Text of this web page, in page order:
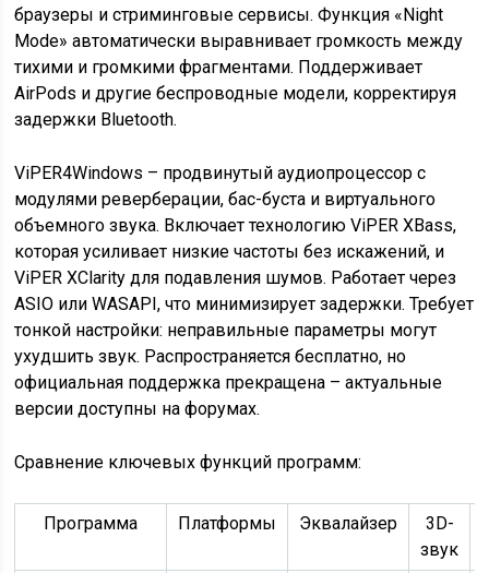
браузеры и стриминговые сервисы. Функция «Night
Mode» автоматически выравнивает громкость между
тихими и громкими фрагментами. Поддерживает
AirPods и другие беспроводные модели, корректируя
задержки Bluetooth.
ViPER4Windows – продвинутый аудиопроцессор с
модулями реверберации, бас-буста и виртуального
объемного звука. Включает технологию ViPER XBass,
которая усиливает низкие частоты без искажений, и
ViPER XClarity для подавления шумов. Работает через
ASIO или WASAPI, что минимизирует задержки. Требует
тонкой настройки: неправильные параметры могут
ухудшить звук. Распространяется бесплатно, но
официальная поддержка прекращена – актуальные
версии доступны на форумах.
Сравнение ключевых функций программ:
Программа Платформы Эквалайзер
3D-
звук